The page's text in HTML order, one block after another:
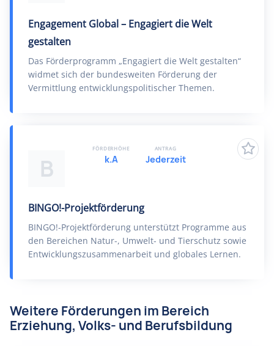
Engagement Global – Engagiert die Welt
gestalten
Das Förderprogramm „Engagiert die Welt gestalten“
widmet sich der bundesweiten Förderung der
Vermittlung entwicklungspolitischer Themen.
B
BINGO!-Projektförderung
BINGO!-Projektförderung unterstützt Programme aus
den Bereichen Natur-, Umwelt- und Tierschutz sowie
Entwicklungszusammenarbeit und globales Lernen.
FÖRDERHÖHE
k.A
ANTRAG
Jederzeit
Weitere Förderungen im Bereich
Erziehung, Volks- und Berufsbildung